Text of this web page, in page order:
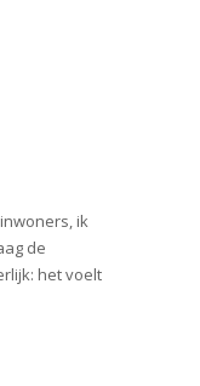
ik
de
het voelt